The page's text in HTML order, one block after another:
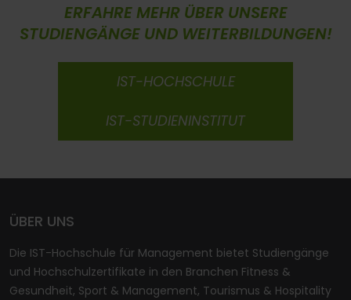
ERFAHRE MEHR ÜBER UNSERE
STUDIENGÄNGE UND WEITERBILDUNGEN!
IST-HOCHSCHULE
IST-STUDIENINSTITUT
ÜBER UNS
Die IST-Hochschule für Management bietet Studiengänge
und Hochschulzertifikate in den Branchen Fitness &
Gesundheit, Sport & Management, Tourismus & Hospitality